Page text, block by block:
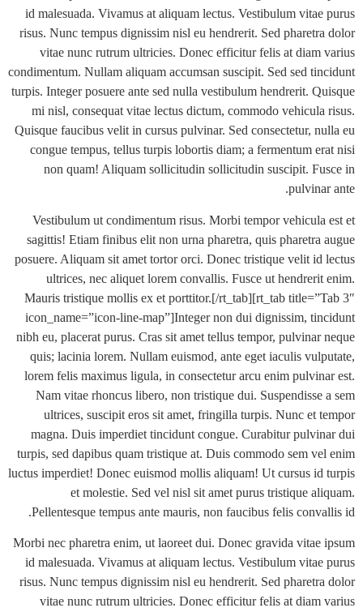
id malesuada. Vivamus at aliquam lectus. Vestibulum
risus. Nunc tempus dignissim nisl eu hendrerit. Sed
vitae nunc rutrum ultricies. Donec efficitur felis at
condimentum. Nullam aliquam accumsan suscipit. Sed sed
turpis. Integer posuere ante sed nulla vestibulum hendrerit.
mi nisl, consequat vitae lectus dictum, commodo
Quisque faucibus velit in cursus pulvinar. Sed consectetur,
congue tempus, tellus turpis lobortis diam; a fermentum
non quam! Aliquam sollicitudin sollicitudin suscipit.
Vestibulum ut condimentum risus. Morbi tempor
sagittis! Etiam finibus elit non urna pharetra, quis
posuere. Aliquam sit amet tortor orci. Donec tristique velit
ultrices, nec aliquet lorem convallis. Fusce ut
Mauris tristique mollis ex et porttitor.[/rt_tab][rt_tab
icon_name=”icon-line-map”]Integer non dui dignissim,
nibh eu, placerat purus. Cras sit amet tellus tempor,
quis; lacinia lorem. Nullam euismod, ante eget iaculis
lorem felis maximus ligula, in consectetur arcu enim
Nam vitae rhoncus libero, non tristique dui.
ultrices, suscipit eros sit amet, fringilla turpis. Nunc et
magna. Duis imperdiet tincidunt congue. Curabitur
turpis, sed dapibus quam tristique at. Duis commodo sem
luctus imperdiet! Donec euismod mollis aliquam! Ut cursus
et molestie. Sed vel nisl sit amet purus tristique
Pellentesque tempus ante mauris, non faucibus felis
Morbi nec pharetra enim, ut laoreet dui. Donec gravida
id malesuada. Vivamus at aliquam lectus. Vestibulum
risus. Nunc tempus dignissim nisl eu hendrerit. Sed
vitae nunc rutrum ultricies. Donec efficitur felis at